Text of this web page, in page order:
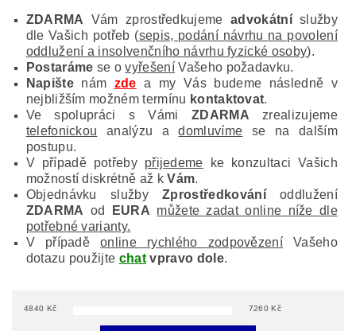
ZDARMA Vám zprostředkujeme advokátníslužby
dle Vašich potřeb (sepis, podání návrhu na povolení
oddlužení a insolvenčního návrhu fyzické osoby).
Postaráme se ovyřešeníVašeho požadavku.
Napištenám zde a my Vás budeme následně v
nejbližším možném termínu kontaktovat.
Ve spolupráci s Vámi ZDARMA zrealizujeme
telefonickou analýzu adomluvíme se na dalším
postupu.
V případě potřeby přijedeme ke konzultaci Vašich
možností diskrétně až kVám.
Objednávku služby
Zprostředkováníoddlužení
ZDARMA od EURA můžete zadat online níže dle
potřebné varianty.
V případěonline rychlého zodpovězení Vašeho
dotazu použijte chatvpravo dole.
4840 Kč 7260 Kč